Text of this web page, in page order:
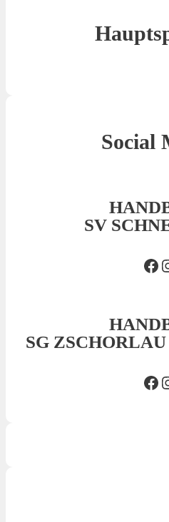
Social
SV
Facebook SVS
SG
Facebook SG